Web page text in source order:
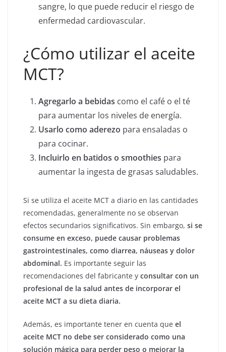
sangre, lo que puede reducir el riesgo de
enfermedad cardiovascular.
¿Cómo utilizar el aceite
MCT?
Agregarlo a bebidas como el café o el té
para aumentar los niveles de energía.
Usarlo como aderezo para ensaladas o
para cocinar.
Incluirlo en batidos o smoothies para
aumentar la ingesta de grasas saludables.
Si se utiliza el aceite MCT a diario en las cantidades
recomendadas, generalmente no se observan
efectos secundarios significativos. Sin embargo, si se
consume en exceso, puede causar problemas
gastrointestinales, como diarrea, náuseas y dolor
abdominal. Es importante seguir las
recomendaciones del fabricante y consultar con un
profesional de la salud antes de incorporar el
aceite MCT a su dieta diaria.
Además, es importante tener en cuenta que el
aceite MCT no debe ser considerado como una
solución mágica para perder peso o mejorar la